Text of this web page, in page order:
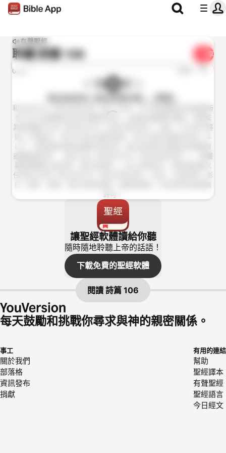
有聲聖經
聆聽 詩篇 106 分享
0:00 1x
和合本2010（和合本修訂版）（粵語）
和合本2010（和合本修訂版）經文 2006，2010香港聖經公會版權所
有 2019 香港聖經公會本會歡迎作者、出版者或機構於書籍、刊物或
其他媒體中引用《和合本2010（和合本修訂版）》經文。凡引用不超
過一千節經文，其中不包含完整的書卷，或只佔書刊或產品內容一半
或顯眼處註明：「經文引自《和合本2010（和合本修訂版）》，版權
任何形式引用《和合本2010（和合本修訂版）》經文，包括印刷、影
印、錄音、視像，或任何資料儲存、複製或傳送，均須先得本會書面
許可。
讓聖經軟體讀給你聽
隨時隨地聆聽上帝的話語！
下載免費的聖經軟體
閱讀 詩篇 106
每天鼓勵和挑戰你尋求與神的親密關係。
事工
關於我們
部落格
資訊發布
捐獻
有用的連結
幫助
聖經譯本
有聲聖經
聖經語言
今日經文